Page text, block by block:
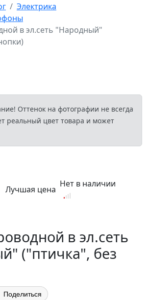
Электрика
в эл.сеть "Народный"
Оттенок на фотографии не всегда
реальный цвет товара и может
Лучшая цена
Нет в наличии
в эл.сеть
("птичка", без
Поделиться